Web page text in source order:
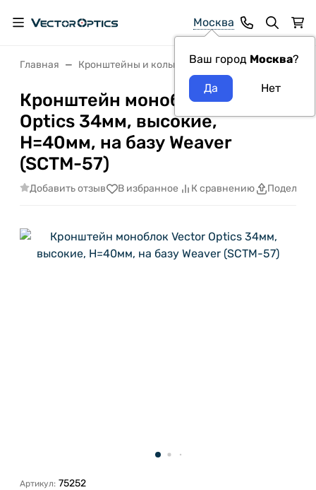
Москва
Ваш город Москва?
Главная Кронштейны и кольца Кронштейн моноблок
Кронштейн моноблок Vector
Optics 34мм, высокие,
H=40мм, на базу Weaver
(SCTM-57)
Добавить отзыв В избранное К сравнению
Артикул: 75252